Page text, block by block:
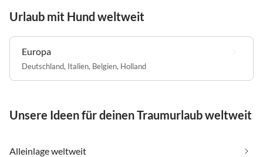
Urlaub mit Hund weltweit
Europa
Deutschland, Italien, Belgien, Holland
Unsere Ideen für deinen Traumurlaub weltweit
Alleinlage weltweit